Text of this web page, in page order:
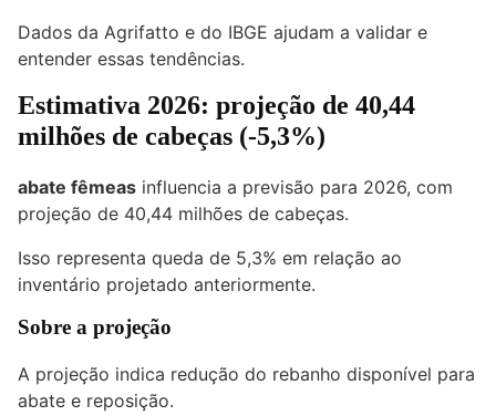
Dados da Agrifatto e do IBGE ajudam a validar e
entender essas tendências.
Estimativa 2026: projeção de 40,44
milhões de cabeças (-5,3%)
abate fêmeas influencia a previsão para 2026, com
projeção de 40,44 milhões de cabeças.
Isso representa queda de 5,3% em relação ao
inventário projetado anteriormente.
Sobre a projeção
A projeção indica redução do rebanho disponível para
abate e reposição.